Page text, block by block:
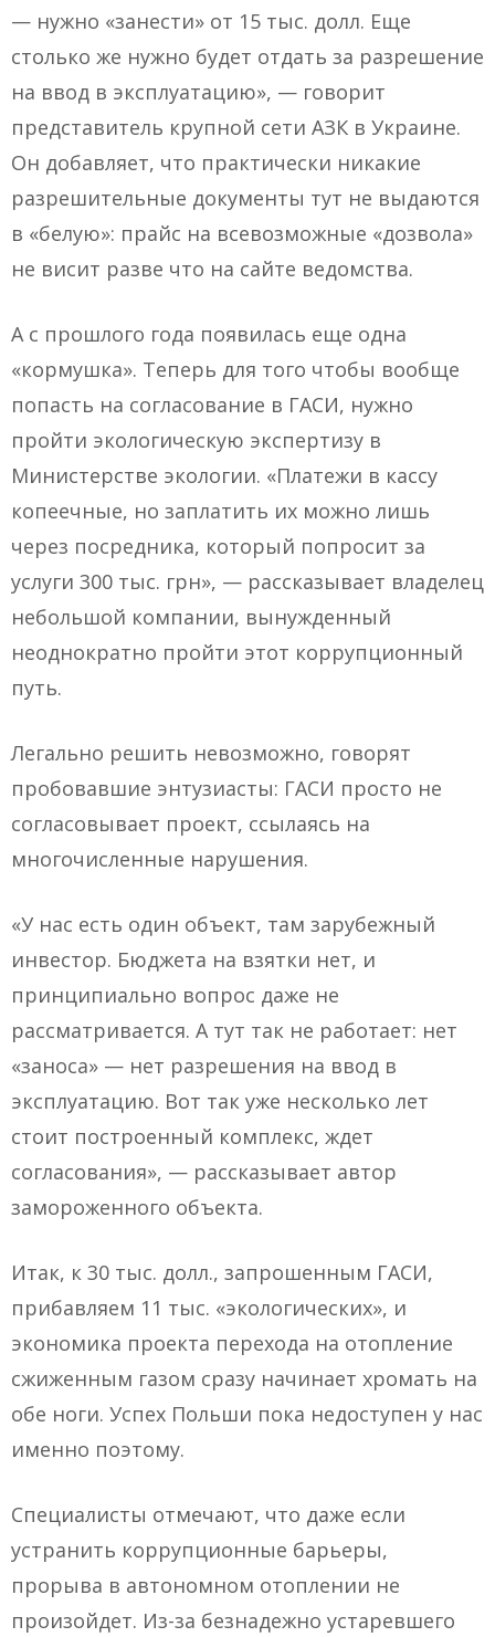
— нужно «занести» от 15 тыс. долл. Еще
столько же нужно будет отдать за разрешение
на ввод в эксплуатацию», — говорит
представитель крупной сети АЗК в Украине.
Он добавляет, что практически никакие
разрешительные документы тут не выдаются
в «белую»: прайс на всевозможные «дозвола»
не висит разве что на сайте ведомства.
А с прошлого года появилась еще одна
«кормушка». Теперь для того чтобы вообще
попасть на согласование в ГАСИ, нужно
пройти экологическую экспертизу в
Министерстве экологии. «Платежи в кассу
копеечные, но заплатить их можно лишь
через посредника, который попросит за
услуги 300 тыс. грн», — рассказывает владелец
небольшой компании, вынужденный
неоднократно пройти этот коррупционный
путь.
Легально решить невозможно, говорят
пробовавшие энтузиасты: ГАСИ просто не
согласовывает проект, ссылаясь на
многочисленные нарушения.
«У нас есть один объект, там зарубежный
инвестор. Бюджета на взятки нет, и
принципиально вопрос даже не
рассматривается. А тут так не работает: нет
«заноса» — нет разрешения на ввод в
эксплуатацию. Вот так уже несколько лет
стоит построенный комплекс, ждет
согласования», — рассказывает автор
замороженного объекта.
Итак, к 30 тыс. долл., запрошенным ГАСИ,
прибавляем 11 тыс. «экологических», и
экономика проекта перехода на отопление
сжиженным газом сразу начинает хромать на
обе ноги. Успех Польши пока недоступен у нас
именно поэтому.
Специалисты отмечают, что даже если
устранить коррупционные барьеры,
прорыва в автономном отоплении не
произойдет. Из-за безнадежно устаревшего